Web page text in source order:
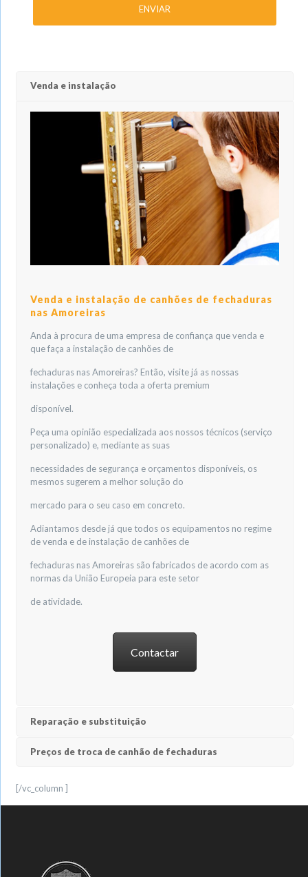
Venda e instalação
Venda e instalação de canhões de fechaduras
nas Amoreiras
Anda à procura de uma empresa de confiança que venda e
que faça a instalação de canhões de
fechaduras nas Amoreiras? Então, visite já as nossas
instalações e conheça toda a oferta premium
disponível.
Peça uma opinião especializada aos nossos técnicos (serviço
personalizado) e, mediante as suas
necessidades de segurança e orçamentos disponíveis, os
mesmos sugerem a melhor solução do
mercado para o seu caso em concreto.
Adiantamos desde já que todos os equipamentos no regime
de venda e de instalação de canhões de
fechaduras nas Amoreiras são fabricados de acordo com as
normas da União Europeia para este setor
de atividade.
Contactar
Reparação e substituição
Preços de troca de canhão de fechaduras
[/vc_column ]